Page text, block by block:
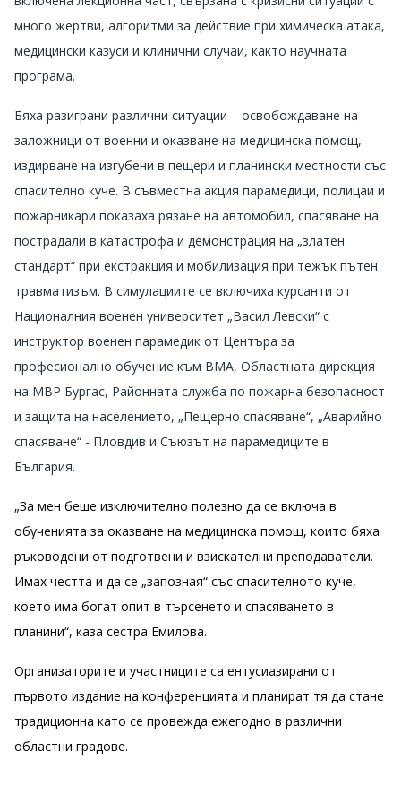
много жертви, алгоритми за действие при химическа атака,
медицински казуси и клинични случаи, както научната
програма.
Бяха разиграни различни ситуации – освобождаване на
заложници от военни и оказване на медицинска помощ,
издирване на изгубени в пещери и планински местности със
спасително куче. В съвместна акция парамедици, полицаи и
пожарникари показаха рязане на автомобил, спасяване на
пострадали в катастрофа и демонстрация на „златен
стандарт“ при екстракция и мобилизация при тежък пътен
травматизъм. В симулациите се включиха курсанти от
Националния военен университет „Васил Левски“ с
инструктор военен парамедик от Центъра за
професионално обучение към ВМА, Областната дирекция
на МВР Бургас, Районната служба по пожарна безопасност
и защита на населението, „Пещерно спасяване“, „Аварийно
спасяване“ - Пловдив и Съюзът на парамедиците в
България.
„За мен беше изключително полезно да се включа в
обученията за оказване на медицинска помощ, които бяха
ръководени от подготвени и взискателни преподаватели.
Имах честта и да се „запозная“ със спасителното куче,
което има богат опит в търсенето и спасяването в
планини“, каза сестра Емилова.
Организаторите и участниците са ентусиазирани от
първото издание на конференцията и планират тя да стане
традиционна като се провежда ежегодно в различни
областни градове.